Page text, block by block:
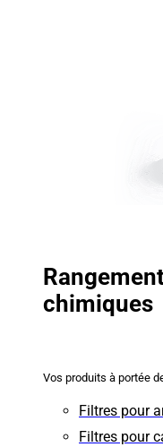
chimiques
Vos produits à portée
Filtres pour
Filtres pour